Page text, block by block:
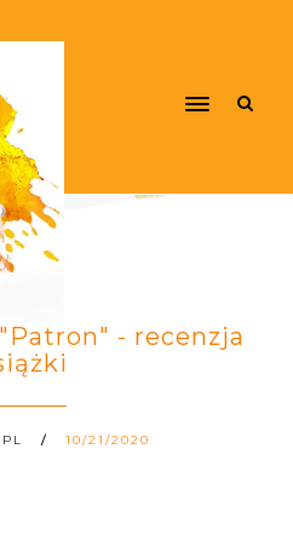
- recenzja
10/21/2020